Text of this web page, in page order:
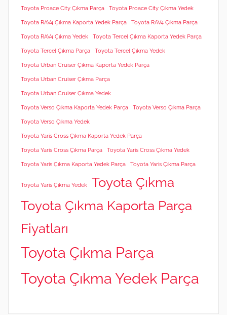
Toyota Proace City Çıkma Parça Toyota Proace City Çıkma Yedek
Toyota RAV4 Çıkma Kaporta Yedek Parça Toyota RAV4 Çıkma Parça
Toyota RAV4 Çıkma Yedek Toyota Tercel Çıkma Kaporta Yedek Parça
Toyota Tercel Çıkma Parça Toyota Tercel Çıkma Yedek
Toyota Urban Cruiser Çıkma Kaporta Yedek Parça
Toyota Urban Cruiser Çıkma Parça
Toyota Urban Cruiser Çıkma Yedek
Toyota Verso Çıkma Kaporta Yedek Parça Toyota Verso Çıkma Parça
Toyota Verso Çıkma Yedek
Toyota Yaris Cross Çıkma Kaporta Yedek Parça
Toyota Yaris Cross Çıkma Parça Toyota Yaris Cross Çıkma Yedek
Toyota Yaris Çıkma Kaporta Yedek Parça Toyota Yaris Çıkma Parça
Toyota Yaris Çıkma Yedek
Toyota Çıkma
Toyota Çıkma Kaporta Parça
Fiyatları
Toyota Çıkma Parça
Toyota Çıkma Yedek Parça